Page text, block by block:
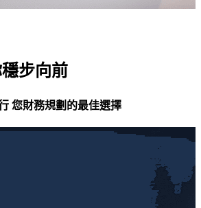
步向前
您財務規劃的最佳選擇